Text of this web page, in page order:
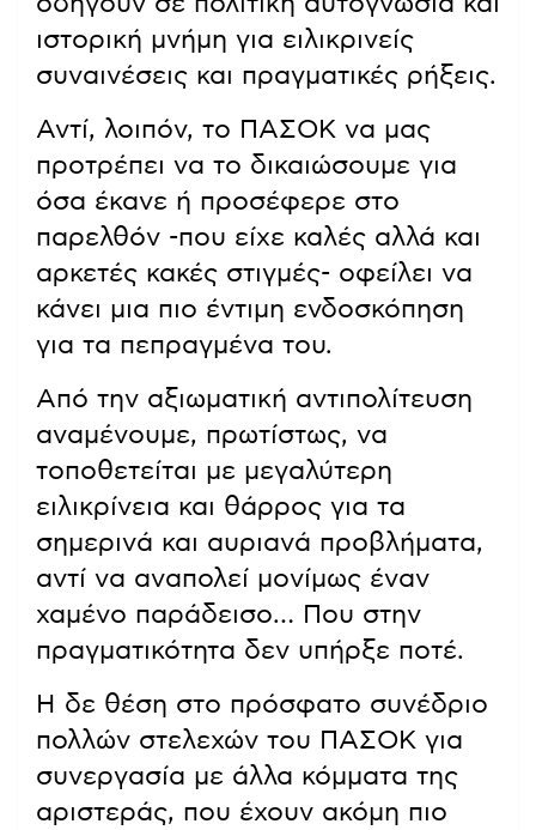
ιστορική μνήμη για ειλικρινείς
συναινέσεις και πραγματικές ρήξεις.
Αντί, λοιπόν, το ΠΑΣΟΚ να μας
προτρέπει να το δικαιώσουμε για
όσα έκανε ή προσέφερε στο
παρελθόν -που είχε καλές αλλά και
αρκετές κακές στιγμές- οφείλει να
κάνει μια πιο έντιμη ενδοσκόπηση
για τα πεπραγμένα του.
Από την αξιωματική αντιπολίτευση
αναμένουμε, πρωτίστως, να
τοποθετείται με μεγαλύτερη
ειλικρίνεια και θάρρος για τα
σημερινά και αυριανά προβλήματα,
αντί να αναπολεί μονίμως έναν
χαμένο παράδεισο… Που στην
πραγματικότητα δεν υπήρξε ποτέ.
Η δε θέση στο πρόσφατο συνέδριο
πολλών στελεχών του ΠΑΣΟΚ για
συνεργασία με άλλα κόμματα της
αριστεράς, που έχουν ακόμη πιο